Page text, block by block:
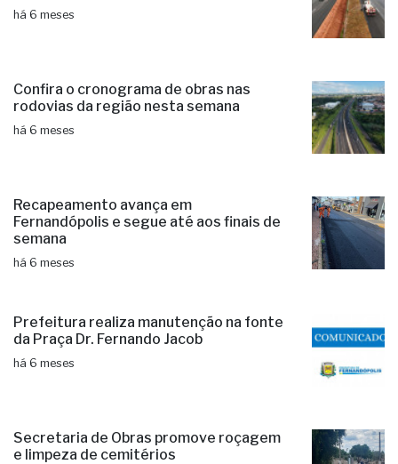
há 6 meses
Confira o cronograma de obras nas
rodovias da região nesta semana
há 6 meses
Recapeamento avança em
Fernandópolis e segue até aos finais de
semana
há 6 meses
Prefeitura realiza manutenção na fonte
da Praça Dr. Fernando Jacob
há 6 meses
Secretaria de Obras promove roçagem
e limpeza de cemitérios